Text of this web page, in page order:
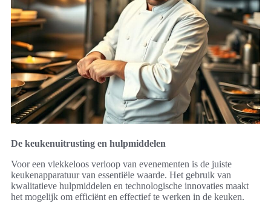
De keukenuitrusting en hulpmiddelen
Voor een vlekkeloos verloop van evenementen is de juiste
keukenapparatuur van essentiële waarde. Het gebruik van
kwalitatieve hulpmiddelen en technologische innovaties maakt
het mogelijk om efficiënt en effectief te werken in de keuken.